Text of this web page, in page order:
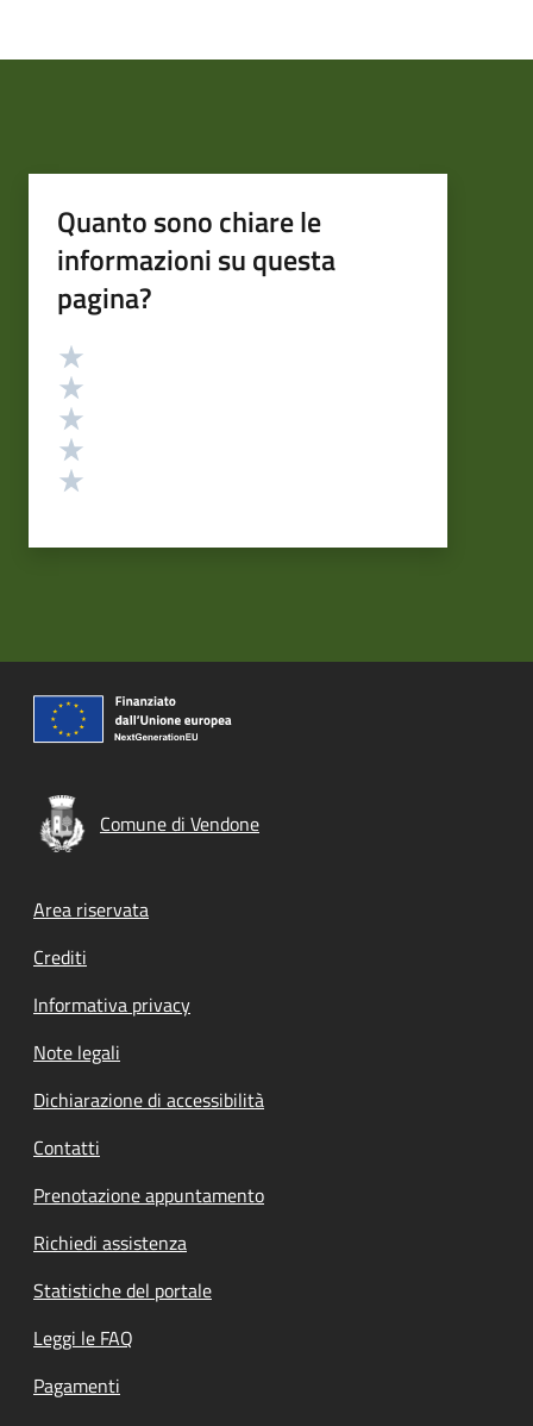
Quanto sono chiare le
informazioni su questa
pagina?
Valutazione
Comune di Vendone
Footer menu
Area riservata
Crediti
Informativa privacy
Note legali
Dichiarazione di accessibilità
Contatti
Prenotazione appuntamento
Richiedi assistenza
Statistiche del portale
Leggi le FAQ
Pagamenti